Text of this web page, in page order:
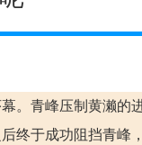
。青峰压制黄濑的
终于成功阻挡青峰